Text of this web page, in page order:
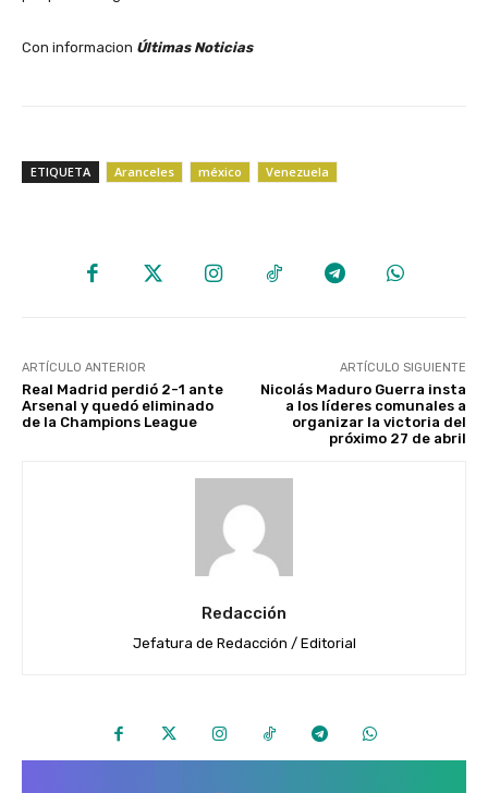
Con informacion Últimas Noticias
ETIQUETA Aranceles méxico Venezuela
ARTÍCULO ANTERIOR
Real Madrid perdió 2-1 ante
Arsenal y quedó eliminado
de la Champions League
ARTÍCULO SIGUIENTE
Nicolás Maduro Guerra insta
a los líderes comunales a
organizar la victoria del
próximo 27 de abril
Redacción
Jefatura de Redacción / Editorial